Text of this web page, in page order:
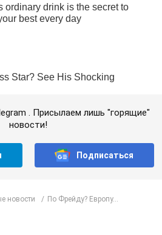
. Присылаем лишь "горящие"
новости!
Подписаться
новости По Фрейду? Европу...